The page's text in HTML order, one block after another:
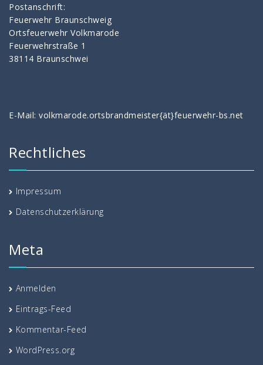
Postanschrift:
Feuerwehr Braunschweig
Ortsfeuerwehr Volkmarode
Feuerwehrstraße 1
38114 Braunschwei
E-Mail: volkmarode.ortsbrandmeister{ät}feuerwehr-bs.net
Rechtliches
Impressum
Datenschutzerklärung
Meta
Anmelden
Eintrags-Feed
Kommentar-Feed
WordPress.org